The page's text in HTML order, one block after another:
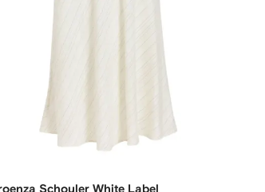
Schouler White Label